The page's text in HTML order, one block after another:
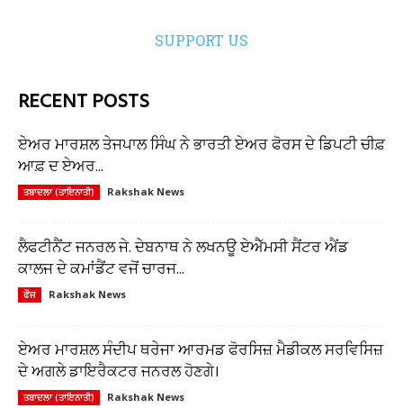
SUPPORT US
RECENT POSTS
ਏਅਰ ਮਾਰਸ਼ਲ ਤੇਜਪਾਲ ਸਿੰਘ ਨੇ ਭਾਰਤੀ ਏਅਰ ਫੋਰਸ ਦੇ ਡਿਪਟੀ ਚੀਫ਼
ਆਫ਼ ਦ ਏਅਰ...
ਤਬਾਦਲਾ (ਤਾਇਨਾਤੀ) Rakshak News
ਲੈਫਟੀਨੈਂਟ ਜਨਰਲ ਜੇ. ਦੇਬਨਾਥ ਨੇ ਲਖਨਊ ਏਐੱਮਸੀ ਸੈਂਟਰ ਐਂਡ
ਕਾਲਜ ਦੇ ਕਮਾਂਡੈਂਟ ਵਜੋਂ ਚਾਰਜ...
ਫੌਜ Rakshak News
ਏਅਰ ਮਾਰਸ਼ਲ ਸੰਦੀਪ ਥਰੇਜਾ ਆਰਮਡ ਫੋਰਸਿਜ਼ ਮੈਡੀਕਲ ਸਰਵਿਸਿਜ਼
ਦੇ ਅਗਲੇ ਡਾਇਰੈਕਟਰ ਜਨਰਲ ਹੋਣਗੇ।
ਤਬਾਦਲਾ (ਤਾਇਨਾਤੀ) Rakshak News